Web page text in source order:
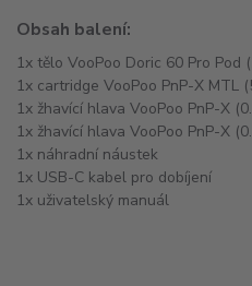
Obsah balení:
1x tělo VooPoo Doric 60 Pro Pod
1x cartridge VooPoo PnP-X MTL
1x žhavící hlava VooPoo PnP-X
1x žhavící hlava VooPoo PnP-X
1x náhradní náustek
1x USB-C kabel pro dobíjení
1x uživatelský manuál